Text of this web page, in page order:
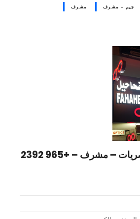
جيم – مشرف مشرف
الفحيحيل للبصريات – مشرف – +965 2392